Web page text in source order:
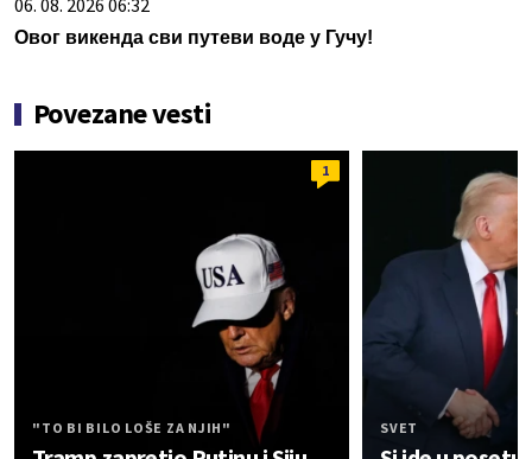
06. 08. 2026 06:32
Овог викенда сви путеви воде у Гучу!
Povezane vesti
1
"TO BI BILO LOŠE ZA NJIH" SVET